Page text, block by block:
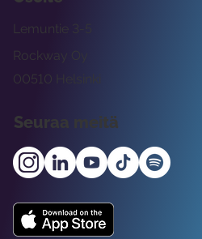
Rockway Oy
Lemuntie 3-5
00510 Helsinki
Seuraa meitä